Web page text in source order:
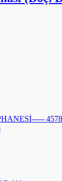
111
46